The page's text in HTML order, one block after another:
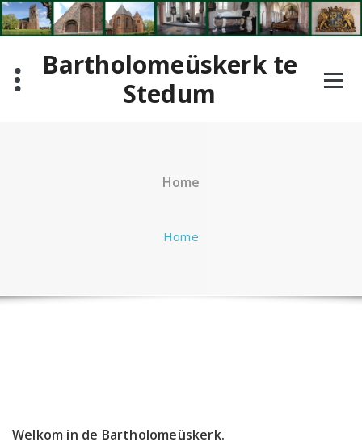
Ga
naar
de
Bartholomeüskerk te
Stedum
Home
Home
Welkom in de Bartholomeüskerk.